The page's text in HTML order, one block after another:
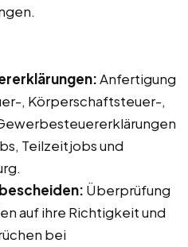
Anfertigung
, Körperschaftsteuer-,
Teilzeitjobs und
Überprüfung
auf ihre Richtigkeit und
bei